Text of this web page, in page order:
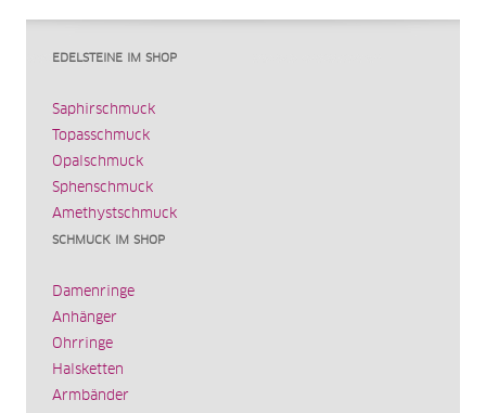
EDELSTEINE IM SHOP
Saphirschmuck
Topasschmuck
Opalschmuck
Sphenschmuck
Amethystschmuck
SCHMUCK IM SHOP
Damenringe
Anhänger
Ohrringe
Halsketten
Armbänder